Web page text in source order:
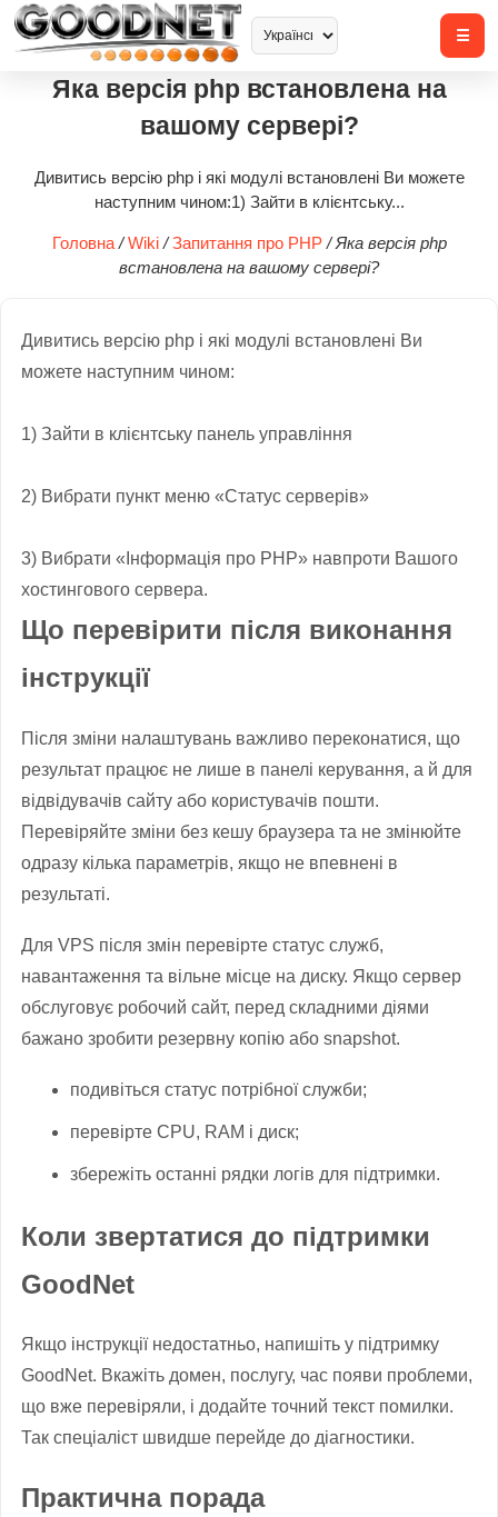
Яка версія php встановлена ​​на
вашому сервері?
Дивитись версію php і які модулі встановлені Ви можете
наступним чином:1) Зайти в клієнтську...
Головна / Wiki / Запитання про PHP / Яка версія php
встановлена ​​на вашому сервері?
Дивитись версію php і які модулі встановлені Ви
можете наступним чином:
1) Зайти в клієнтську панель управління
2) Вибрати пункт меню «Статус серверів»
3) Вибрати «Інформація про PHP» навпроти Вашого
хостингового сервера.
Що перевірити після виконання
інструкції
Після зміни налаштувань важливо переконатися, що
результат працює не лише в панелі керування, а й для
відвідувачів сайту або користувачів пошти.
Перевіряйте зміни без кешу браузера та не змінюйте
одразу кілька параметрів, якщо не впевнені в
результаті.
Для VPS після змін перевірте статус служб,
навантаження та вільне місце на диску. Якщо сервер
обслуговує робочий сайт, перед складними діями
бажано зробити резервну копію або snapshot.
подивіться статус потрібної служби;
перевірте CPU, RAM і диск;
збережіть останні рядки логів для підтримки.
Коли звертатися до підтримки
GoodNet
Якщо інструкції недостатньо, напишіть у підтримку
GoodNet. Вкажіть домен, послугу, час появи проблеми,
що вже перевіряли, і додайте точний текст помилки.
Так спеціаліст швидше перейде до діагностики.
Практична порада